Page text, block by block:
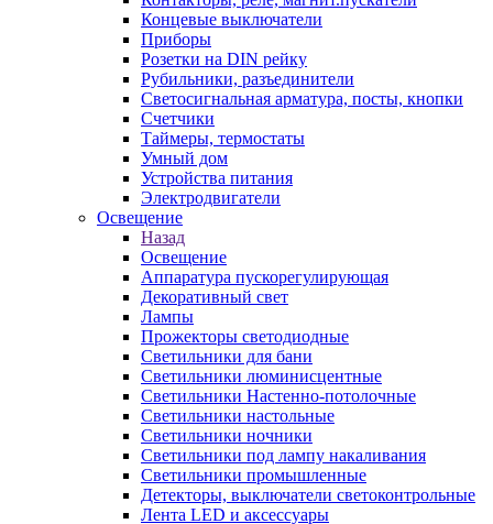
Концевые выключатели
Приборы
Розетки на DIN рейку
Рубильники, разъединители
Светосигнальная арматура, посты, кнопки
Счетчики
Таймеры, термостаты
Умный дом
Устройства питания
Электродвигатели
Освещение
Назад
Освещение
Аппаратура пускорегулирующая
Декоративный свет
Лампы
Прожекторы светодиодные
Светильники для бани
Светильники люминисцентные
Светильники Настенно-потолочные
Светильники настольные
Светильники ночники
Светильники под лампу накаливания
Светильники промышленные
Детекторы, выключатели светоконтрольные
Лента LED и аксессуары